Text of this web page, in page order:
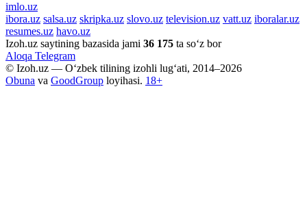
imlo.uz
ibora.uz salsa.uz skripka.uz slovo.uz television.uz vatt.uz iboralar.uz
resumes.uz havo.uz
Izoh.uz saytining bazasida jami 36 175 ta so‘z bor
Aloqa Telegram
© Izoh.uz — O‘zbek tilining izohli lug‘ati, 2014–2026
Obuna va GoodGroup loyihasi. 18+